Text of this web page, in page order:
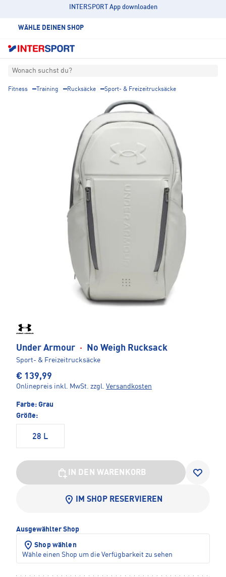
INTERSPORT App downloaden
WÄHLE DEINEN SHOP
Wonach suchst du?
Fitness Training Rucksäcke Sport- & Freizeitrucksäcke
Under Armour · No Weigh Rucksack
Sport- & Freizeitrucksäcke
€ 139,99
Onlinepreis inkl. MwSt. zzgl. Versandkosten
Farbe: Grau
Größe:
28 L
IN DEN WARENKORB
IM SHOP RESERVIEREN
Ausgewählter Shop
Shop wählen
Wähle einen Shop um die Verfügbarkeit zu sehen